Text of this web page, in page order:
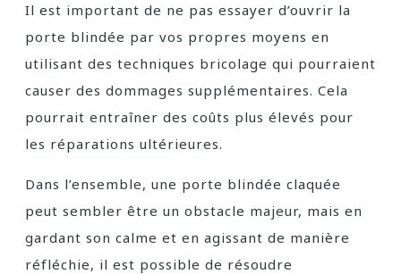
Il est important de ne pas essayer d’ouvrir la
porte blindée par vos propres moyens en
utilisant des techniques bricolage qui pourraient
causer des dommages supplémentaires. Cela
pourrait entraîner des coûts plus élevés pour
les réparations ultérieures.
Dans l’ensemble, une porte blindée claquée
peut sembler être un obstacle majeur, mais en
gardant son calme et en agissant de manière
réfléchie, il est possible de résoudre